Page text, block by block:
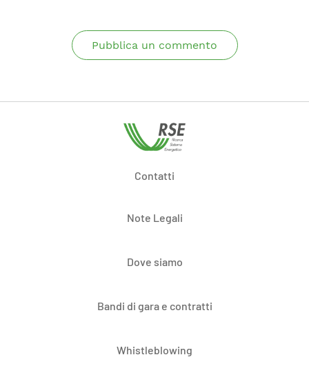
Pubblica un commento
Contatti
Note Legali
Dove siamo
Bandi di gara e contratti
Whistleblowing